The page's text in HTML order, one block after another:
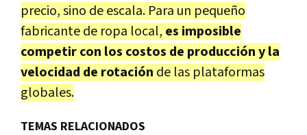
precio, sino de escala. Para un pequeño
fabricante de ropa local, es imposible
competir con los costos de producción y la
velocidad de rotación de las plataformas
globales.
TEMAS RELACIONADOS